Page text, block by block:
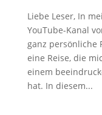
Liebe Leser, In
YouTube-Kanal
ganz persönliche
eine Reise, die
einem
hat. In diesem...